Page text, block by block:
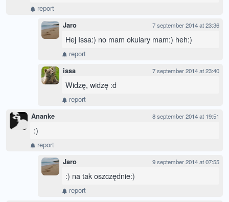
report
Jaro 7 september 2014 at 23:36
Hej Issa:) no mam okulary mam:) heh:)
report
issa 7 september 2014 at 23:40
Widzę, widzę :d
report
Ananke 8 september 2014 at 19:51
:)
report
Jaro 9 september 2014 at 07:55
:) na tak oszczędnie:)
report